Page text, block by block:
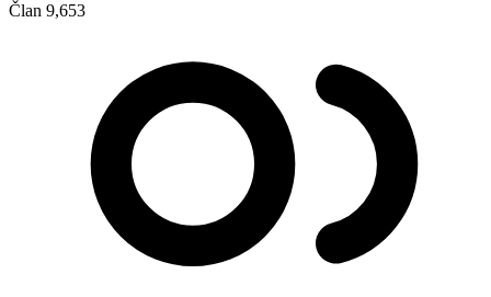
Član 9,653